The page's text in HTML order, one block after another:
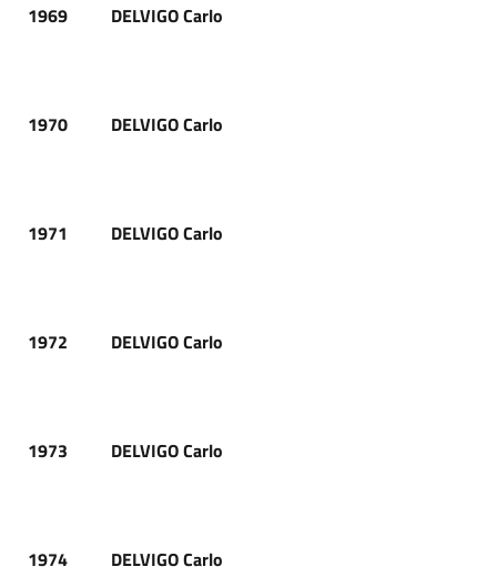
1969 DELVIGO Carlo
1970 DELVIGO Carlo
1971 DELVIGO Carlo
1972 DELVIGO Carlo
1973 DELVIGO Carlo
1974 DELVIGO Carlo